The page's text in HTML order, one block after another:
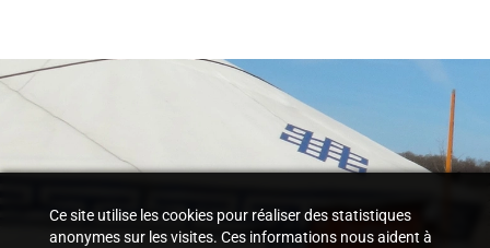
Ce site utilise les cookies pour réaliser des statistiques
anonymes sur les visites. Ces informations nous aident à